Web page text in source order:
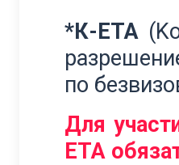
*К-ЕТА
по
Для
ETA